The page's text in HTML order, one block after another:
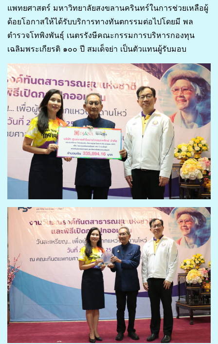
แพทยศาสตร์ มหาวิทยาลัยสงขลานครินทร์ในการช่วยเหลือผู้
ด้อยโอกาสให้ได้รับบริการทางทันตกรรมต่อไปโดยมี พล
ตำรวจโทพิงพันธุ์ เนตรรังษีคณะกรรมการบริหารกองทุน
เฉลิมพระเกียรติ ๑๐๐ ปี สมเด็จย่า เป็นตัวแทนผู้รับมอบ